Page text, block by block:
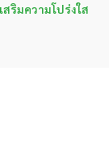
ริมความโปร่งใส